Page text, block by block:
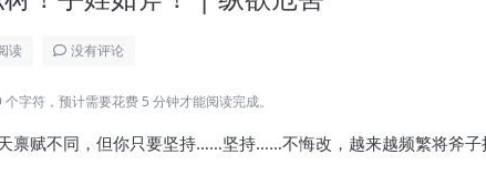
读 没有评论
字符，预计需要花费 5 分钟才能阅读完成。
禀赋不同，但你只要坚持……坚持……不悔改，越来越频繁将斧子